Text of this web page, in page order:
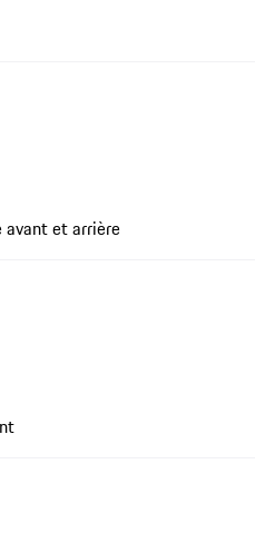
avant et arrière